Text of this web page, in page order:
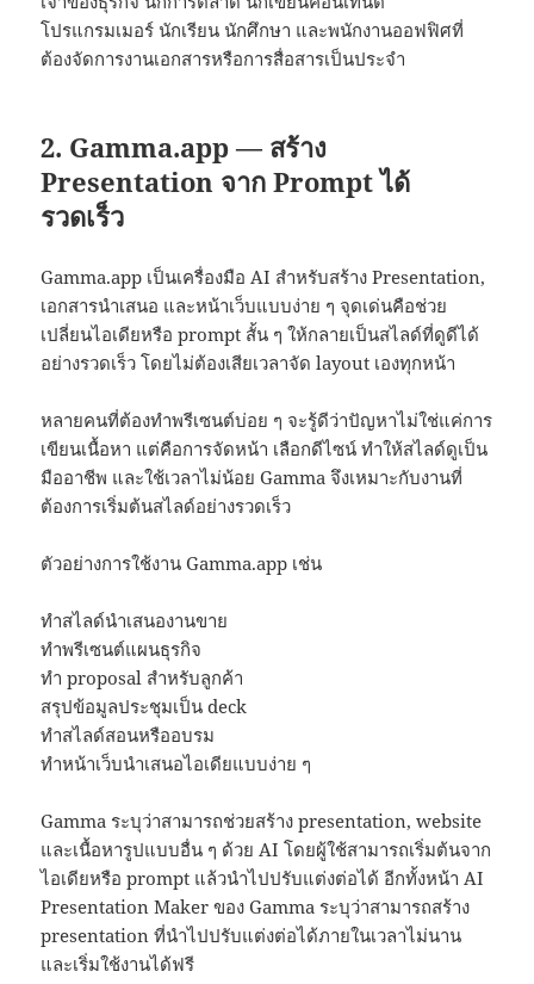
โปรแกรมเมอร์ นักเรียน นักศึกษา และพนักงานออฟฟิศที่
ต้องจัดการงานเอกสารหรือการสื่อสารเป็นประจำ
2. Gamma.app — สร้าง
Presentation จาก Prompt ได้
รวดเร็ว
Gamma.app เป็นเครื่องมือ AI สำหรับสร้าง Presentation,
เอกสารนำเสนอ และหน้าเว็บแบบง่าย ๆ จุดเด่นคือช่วย
เปลี่ยนไอเดียหรือ prompt สั้น ๆ ให้กลายเป็นสไลด์ที่ดูดีได้
อย่างรวดเร็ว โดยไม่ต้องเสียเวลาจัด layout เองทุกหน้า
หลายคนที่ต้องทำพรีเซนต์บ่อย ๆ จะรู้ดีว่าปัญหาไม่ใช่แค่การ
เขียนเนื้อหา แต่คือการจัดหน้า เลือกดีไซน์ ทำให้สไลด์ดูเป็น
มืออาชีพ และใช้เวลาไม่น้อย Gamma จึงเหมาะกับงานที่
ต้องการเริ่มต้นสไลด์อย่างรวดเร็ว
ตัวอย่างการใช้งาน Gamma.app เช่น
ทำสไลด์นำเสนองานขาย
ทำพรีเซนต์แผนธุรกิจ
ทำ proposal สำหรับลูกค้า
สรุปข้อมูลประชุมเป็น deck
ทำสไลด์สอนหรืออบรม
ทำหน้าเว็บนำเสนอไอเดียแบบง่าย ๆ
Gamma ระบุว่าสามารถช่วยสร้าง presentation, website
และเนื้อหารูปแบบอื่น ๆ ด้วย AI โดยผู้ใช้สามารถเริ่มต้นจาก
ไอเดียหรือ prompt แล้วนำไปปรับแต่งต่อได้ อีกทั้งหน้า AI
Presentation Maker ของ Gamma ระบุว่าสามารถสร้าง
presentation ที่นำไปปรับแต่งต่อได้ภายในเวลาไม่นาน
และเริ่มใช้งานได้ฟรี